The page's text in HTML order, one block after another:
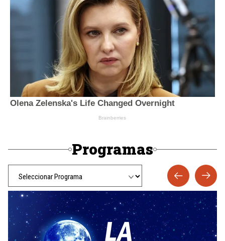
Programas